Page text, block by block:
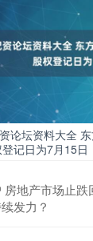
论坛资料大全
记日为7月15日
房地产市场止
发力？